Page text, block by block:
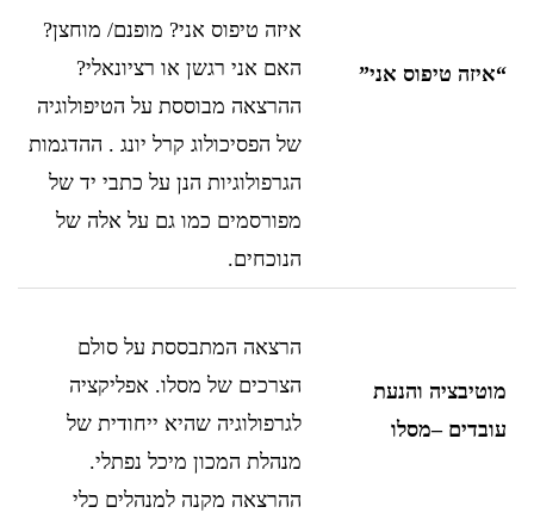
“איזה טיפוס אני”
איזה טיפוס אני? מופנם/ מוחצן?
האם אני רגשן או רציונאלי?
ההרצאה מבוססת על הטיפולוגיה
של הפסיכולוג קרל יונג . ההדגמות
הגרפולוגיות הנן על כתבי יד של
מפורסמים כמו גם על אלה של
הנוכחים.
מוטיבציה והנעת
עובדים–מסלו
הרצאה המתבססת על סולם
הצרכים של מסלו. אפליקציה
לגרפולוגיה שהיא ייחודית של
מנהלת המכון מיכל נפתלי.
ההרצאה מקנה למנהלים כלי